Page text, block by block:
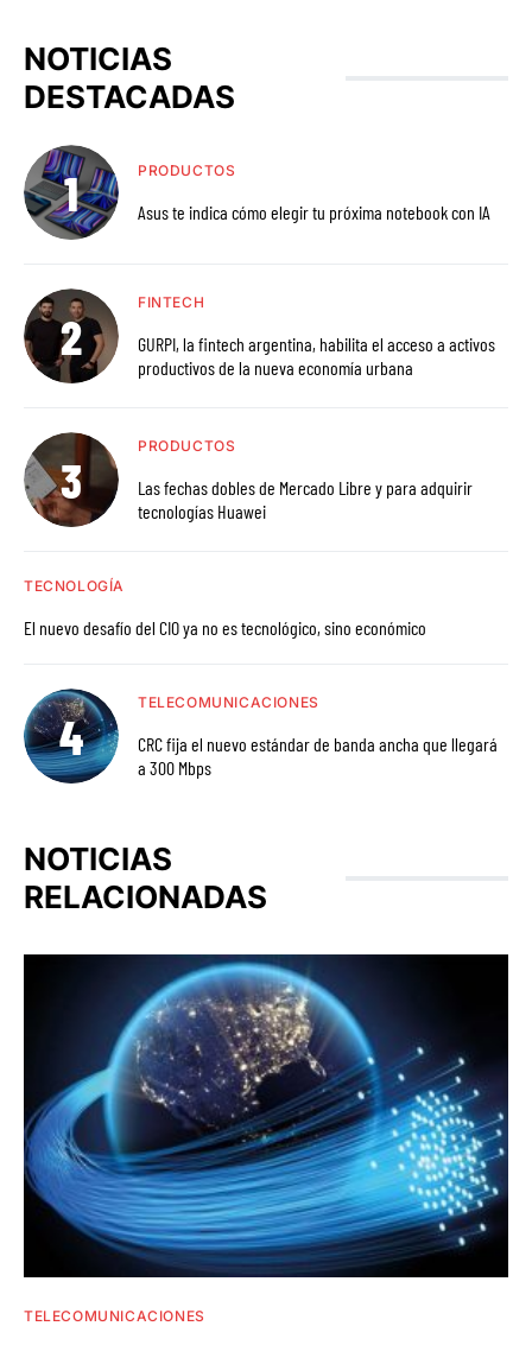
NOTICIAS
DESTACADAS
PRODUCTOS
Asus te indica cómo elegir tu próxima notebook con IA
FINTECH
GURPI, la fintech argentina, habilita el acceso a activos
productivos de la nueva economía urbana
PRODUCTOS
Las fechas dobles de Mercado Libre y para adquirir
tecnologías Huawei
TECNOLOGÍA
El nuevo desafío del CIO ya no es tecnológico, sino económico
TELECOMUNICACIONES
CRC fija el nuevo estándar de banda ancha que llegará
a 300 Mbps
NOTICIAS
RELACIONADAS
TELECOMUNICACIONES